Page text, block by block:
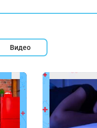
Видео